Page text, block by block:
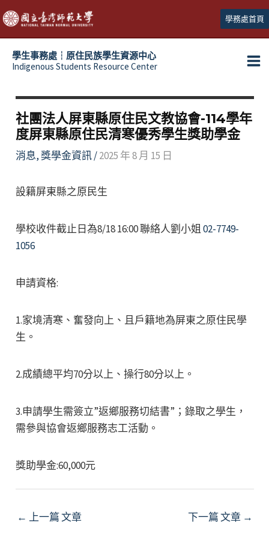
跳
至
主
學務處首頁
學生事務處┆原住民族學生資源中心
Indigenous Students Resource Center
社團法人屏東縣原住民文教協會-114學年
度屏東縣原住民清寒優秀學生獎助學金
消息,獎學金資訊/2025 年 8 月 15 日
設籍屏東縣之原民生
學校收件截止日為8/18 16:00 聯絡人劉小姐 02-7749-
1056
申請資格:
1.家境清寒、奮發向上、且戶籍地為屏東之原住民學
生。
2.成績總平均70分以上、操行80分以上。
3.申請學生需簽立”返鄉服務切結書”；錄取之學生，
需參與協會返鄉服務志工活動。
獎助學金:60,000元
Post
← 上一篇 文章 下一篇 文章 →